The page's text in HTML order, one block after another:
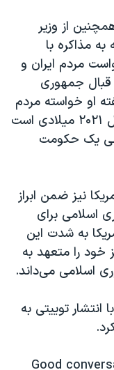
از وزیر
مذاکره با
مردم ایران و
قبال جمهوری
او خواسته مردم
ایران داشتن یک حکومت نرمال در سال ۲۰۲۱ میلادی است
یک حکومت
نیز ضمن ابراز
اسلامی برای
به شدت این
خود را متعهد به
اسلامی می‌داند.
انتشار توییتی به
Good